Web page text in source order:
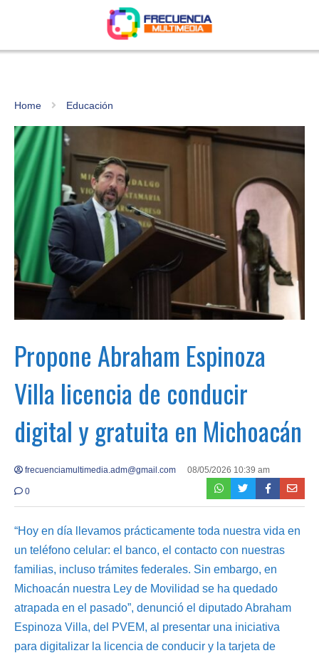
Home Educación
Propone Abraham Espinoza
Villa licencia de conducir
digital y gratuita en Michoacán
frecuenciamultimedia.adm@gmail.com 08/05/2026 10:39 am
0
“Hoy en día llevamos prácticamente toda nuestra vida en
un teléfono celular: el banco, el contacto con nuestras
familias, incluso trámites federales. Sin embargo, en
Michoacán nuestra Ley de Movilidad se ha quedado
atrapada en el pasado”, denunció el diputado Abraham
Espinoza Villa, del PVEM, al presentar una iniciativa
para digitalizar la licencia de conducir y la tarjeta de